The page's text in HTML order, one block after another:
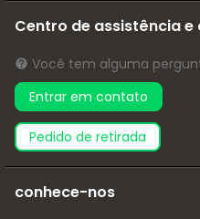
Centro de assistência
Você tem alguma
Entrar em contato
pedido de retirada
conhece-nos